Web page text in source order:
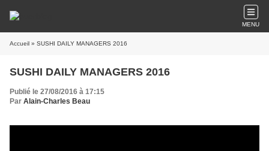
MENU
Accueil » SUSHI DAILY MANAGERS 2016
SUSHI DAILY MANAGERS 2016
Publié le 27/08/2016 à 17:15
Par Alain-Charles Beau